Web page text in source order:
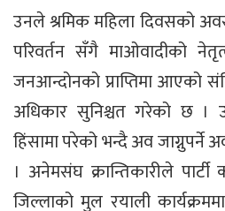
उनले श्रमिक महिला दिवसको
परिवर्तन सँगै माओवादीको
जनआन्दोनको प्राप्तिमा आएको
अधिकार सुनिश्चत गरेको छ ।
हिंसामा परेको भन्दै अव जाग्नुपर्ने
। अनेमसंघ क्रान्तिकारीले पार्टी
जिल्लाको मुल रयाली